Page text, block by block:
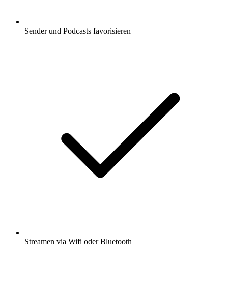
Sender und Podcasts favorisieren
Streamen via Wifi oder Bluetooth